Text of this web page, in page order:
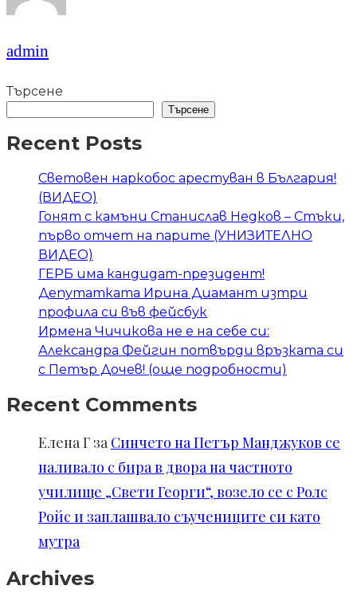
admin
Търсене
Търсене
Recent Posts
Световен наркобос арестуван в България!
(ВИДЕО)
Гонят с камъни Станислав Недков – Стъки,
първо отчет на парите (УНИЗИТЕЛНО
ВИДЕО)
ГЕРБ има кандидат-президент!
Депутатката Ирина Диамант изтри
профила си във фейсбук
Ирмена Чичикова не е на себе си:
Александра Фейгин потвърди връзката си
с Петър Дочев! (още подробности)
Recent Comments
Елена Г за Синчето на Петър Манджуков се
наливало с бира в двора на частното
училище „Свети Георги“, возело се с Ролс
Ройс и заплашвало съучениците си като
мутра
Archives